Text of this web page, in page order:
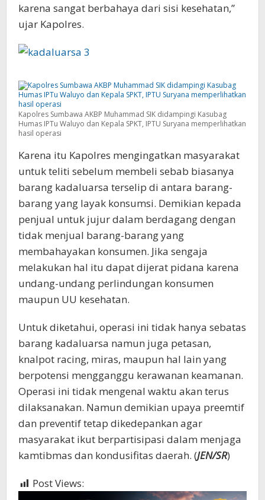
karena sangat berbahaya dari sisi kesehatan,”
ujar Kapolres.
Kapolres Sumbawa AKBP Muhammad SIK didampingi Kasubag
Humas IPTu Waluyo dan Kepala SPKT, IPTU Suryana memperlihatkan
hasil operasi
Karena itu Kapolres mengingatkan masyarakat
untuk teliti sebelum membeli sebab biasanya
barang kadaluarsa terselip di antara barang-
barang yang layak konsumsi. Demikian kepada
penjual untuk jujur dalam berdagang dengan
tidak menjual barang-barang yang
membahayakan konsumen. Jika sengaja
melakukan hal itu dapat dijerat pidana karena
undang-undang perlindungan konsumen
maupun UU kesehatan.
Untuk diketahui, operasi ini tidak hanya sebatas
barang kadaluarsa namun juga petasan,
knalpot racing, miras, maupun hal lain yang
berpotensi mengganggu kerawanan keamanan.
Operasi ini tidak mengenal waktu akan terus
dilaksanakan. Namun demikian upaya preemtif
dan preventif tetap dikedepankan agar
masyarakat ikut berpartisipasi dalam menjaga
kamtibmas dan kondusifitas daerah. (JEN/SR)
Post Views: